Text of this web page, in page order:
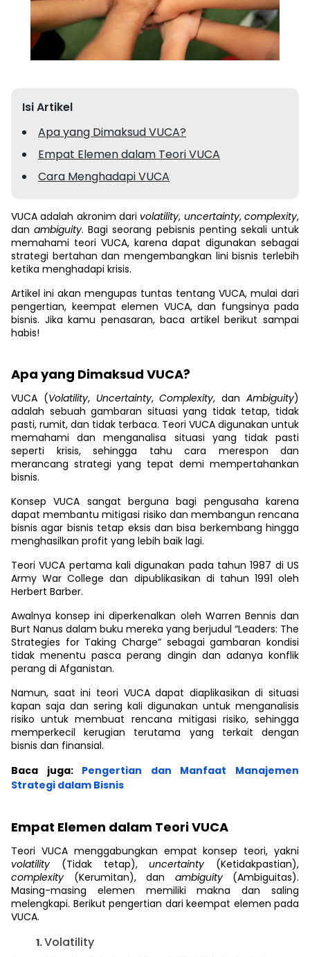
Isi Artikel
Apa yang Dimaksud VUCA?
Empat Elemen dalam Teori VUCA
Cara Menghadapi VUCA
VUCA adalah akronim dari volatility, uncertainty,complexity,
danambiguity. Bagi seorang pebisnis penting sekali untuk
memahami teori VUCA, karena dapat digunakan sebagai
strategi bertahan dan mengembangkan lini bisnis terlebih
ketika menghadapi krisis.
Artikel ini akan mengupas tuntas tentang VUCA, mulai dari
pengertian, keempat elemen VUCA, dan fungsinya pada
bisnis. Jika kamu penasaran, baca artikel berikut sampai
habis!
Apa yang Dimaksud VUCA?
VUCA (Volatility, Uncertainty,Complexity, danAmbiguity)
adalah sebuah gambaran situasi yang tidak tetap, tidak
pasti, rumit, dan tidak terbaca. Teori VUCA digunakan untuk
memahami dan menganalisa situasi yang tidak pasti
seperti krisis, sehingga tahu cara merespon dan
merancang strategi yang tepat demi mempertahankan
bisnis.
Konsep VUCA sangat berguna bagi pengusaha karena
dapat membantu mitigasi risiko dan membangun rencana
bisnis agar bisnis tetap eksis dan bisa berkembang hingga
menghasilkan profit yang lebih baik lagi.
Teori VUCA pertama kali digunakan pada tahun 1987 di US
Army War College dan dipublikasikan di tahun 1991 oleh
Herbert Barber.
Awalnya konsep ini diperkenalkan oleh Warren Bennis dan
Burt Nanus dalam buku mereka yang berjudul “Leaders: The
Strategies for Taking Charge” sebagai gambaran kondisi
tidak menentu pasca perang dingin dan adanya konflik
perang di Afganistan.
Namun, saat ini teori VUCA dapat diaplikasikan di situasi
kapan saja dan sering kali digunakan untuk menganalisis
risiko untuk membuat rencana mitigasi risiko, sehingga
memperkecil kerugian terutama yang terkait dengan
bisnis dan finansial.
Baca juga: Pengertian dan Manfaat Manajemen
Strategi dalam Bisnis
Empat Elemen dalam Teori VUCA
Teori VUCA menggabungkan empat konsep teori, yakni
volatility (Tidak tetap),uncertainty (Ketidakpastian),
complexity (Kerumitan), dan ambiguity (Ambiguitas).
Masing-masing elemen memiliki makna dan saling
melengkapi. Berikut pengertian dari keempat elemen pada
VUCA.
Volatility